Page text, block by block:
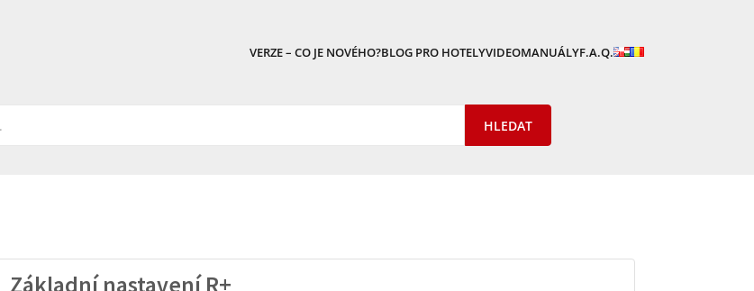
VERZE – CO JE NOVÉHO?BLOG PRO HOTELYVIDEOMANUÁLYF.A.Q.
Základní nastavení R+